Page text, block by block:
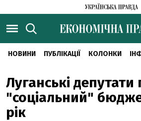
НОВИНИ ПУБЛІКАЦІЇ КОЛОНКИ
Луганські
"соціальний"
рік